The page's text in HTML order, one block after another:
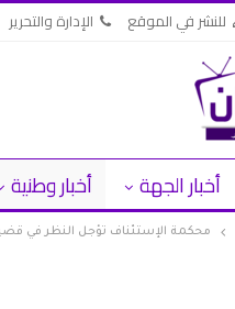
للنشر في الموقع الإدارة والتحرير
أخبار الجهة أخبار وطنية
محكمة الإستئناف تؤجل النظر في